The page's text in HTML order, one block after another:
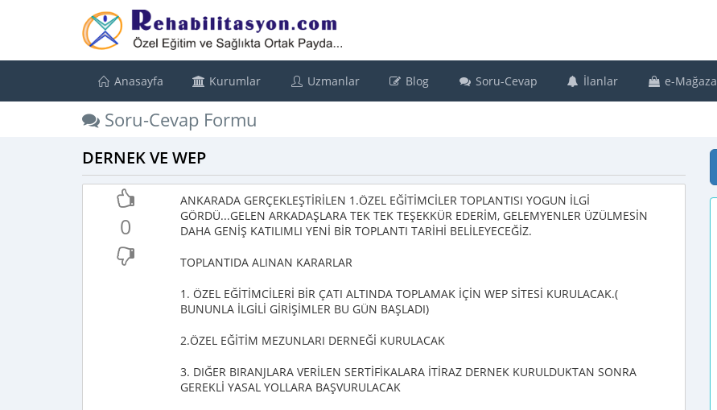
Anasayfa Kurumlar Uzmanlar Blog Soru-Cevap İlanlar e-Mağaza
Soru-Cevap Formu
DERNEK VE WEP
0
ANKARADA GERÇEKLEŞTİRİLEN 1.ÖZEL EĞİTİMCİLER TOPLANTISI YOGUN İLGİ
GÖRDÜ...GELEN ARKADAŞLARA TEK TEK TEŞEKKÜR EDERİM, GELEMYENLER ÜZÜLMESİN
DAHA GENİŞ KATILIMLI YENİ BİR TOPLANTI TARİHİ BELİLEYECEĞİZ.
TOPLANTIDA ALINAN KARARLAR
1. ÖZEL EĞİTİMCİLERİ BİR ÇATI ALTINDA TOPLAMAK İÇİN WEP SİTESİ KURULACAK.(
BUNUNLA İLGİLİ GİRİŞİMLER BU GÜN BAŞLADI)
2.ÖZEL EĞİTİM MEZUNLARI DERNEĞİ KURULACAK
3. DIĞER BIRANJLARA VERİLEN SERTİFİKALARA İTİRAZ DERNEK KURULDUKTAN SONRA
GEREKLİ YASAL YOLLARA BAŞVURULACAK